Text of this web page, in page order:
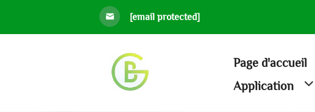
[email protected]
Page d'accueil
Application